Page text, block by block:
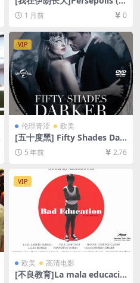
007)[百度网盘+夸克网盘1080
P超清未删减资源][网盘在线播
放/下载][MP4/6GB][中文字
幕]
1 月前 0
VIP
伦理青涩 欧美
[五十度黑] Fifty Shades Dar
ker (2017)131分钟(未分级版)
[百度网盘+迅雷云盘+夸克网
盘资源1080P][MP4/8GB][中
英字幕]【视频文件+防和谐压
缩包（含解压密码）】
5 年前 2.76
VIP
欧美 高清电影
[不良教育]La mala educació